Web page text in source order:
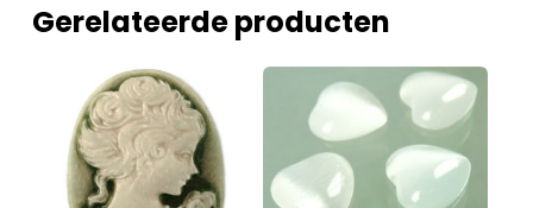
Gerelateerde producten